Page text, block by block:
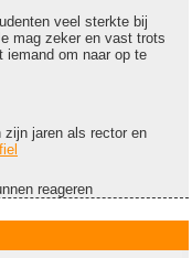
veel sterkte bij
mag zeker en vast trots
iemand om naar op te
zijn jaren als rector en
reageren